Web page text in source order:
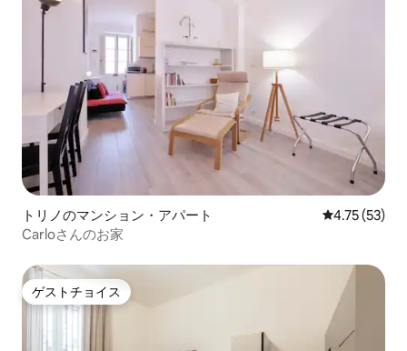
トリノのマンション・アパート レビュー53
4.75 (53)
Carloさんのお家
ゲストチョイス
ゲストチョイス